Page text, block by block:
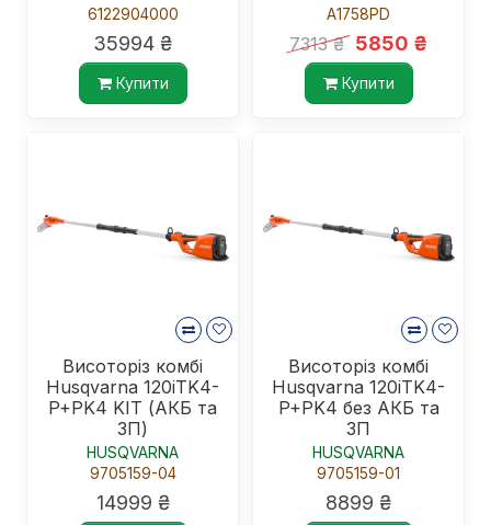
6122904000
35994 ₴
Купити
A1758PD
7313 ₴ 5850 ₴
Купити
Висоторіз комбі
Husqvarna 120iTK4-
P+PK4 KIT (АКБ та
ЗП)
HUSQVARNA
9705159-04
14999 ₴
Висоторіз комбі
Husqvarna 120iTK4-
P+PK4 без АКБ та
ЗП
HUSQVARNA
9705159-01
8899 ₴